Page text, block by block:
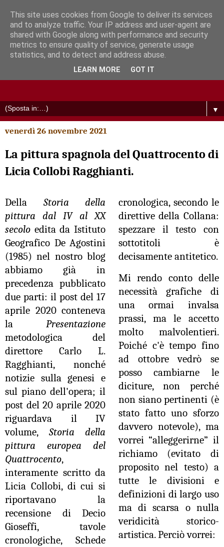
▼
venerdì 26 novembre 2021
La pittura spagnola del Quattrocento di
Licia Collobi Ragghianti.
Della Storia della
pittura dal IV al XX
secolo edita da Istituto
Geografico De Agostini
(1985) nel nostro blog
abbiamo già in
precedenza pubblicato
due parti: il post del 17
aprile 2020 conteneva
laPresentazione
metodologica del
direttore Carlo L.
Ragghianti, nonché
notizie sulla genesi e
sul piano dell'opera; il
post del 20 aprile 2020
riguardava il IV
volume, Storia della
pittura europea del
Quattrocento,
interamente scritto da
Licia Collobi, di cui si
riportavano la
recensione di Decio
Gioseffi, tavole
cronologiche, Schede
cronologica, secondo le
direttive della Collana:
spezzare il testo con
sottotitoli è
decisamente antitetico.
Mi rendo conto delle
necessità grafiche di
una ormai invalsa
prassi, ma le accetto
molto malvolentieri.
Poiché c'è tempo fino
ad ottobre vedrò se
posso cambiarne le
diciture, non perché
non siano pertinenti (è
stato fatto uno sforzo
davvero notevole), ma
vorrei “alleggerirne” il
richiamo (evitato di
proposito nel testo) a
tutte le divisioni e
definizioni di largo uso
ma di scarsa o nulla
veridicità storico-
artistica. Perciò vorrei:
This site uses cookies from Google to deliver its services
and to analyze traffic. Your IP address and user-agent are
shared with Google along with performance and security
metrics to ensure quality of service, generate usage
statistics, and to detect and address abuse.
LEARN MORE GOT IT